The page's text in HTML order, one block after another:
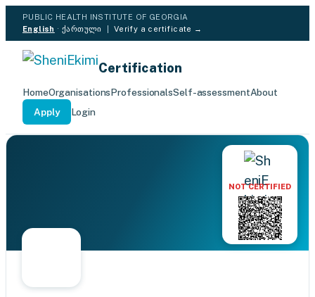
PUBLIC HEALTH INSTITUTE OF GEORGIA
English ·ქართული Verify a certificate →
Certification
HomeOrganisationsProfessionalsSelf-assessmentAbout
Apply
Login
NOT CERTIFIED